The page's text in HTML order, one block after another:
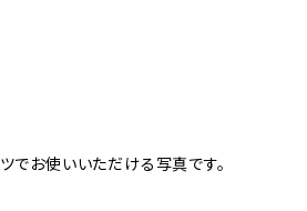
でお使いいただける写真です。